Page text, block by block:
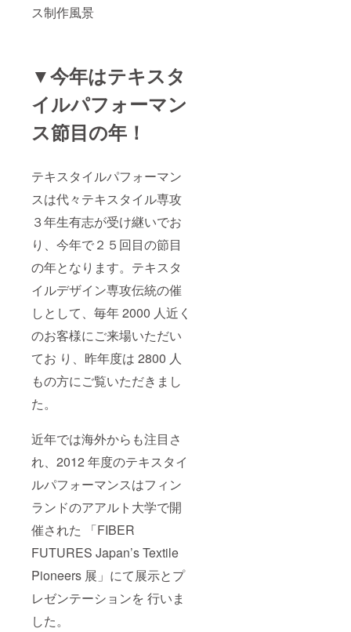
ス制作風景
▼今年はテキスタ
イルパフォーマン
ス節目の年！
テキスタイルパフォーマン
スは代々テキスタイル専攻
３年生有志が受け継いでお
り、今年で２５回目の節目
の年となります。テキスタ
イルデザイン専攻伝統の催
しとして、毎年 2000 人近く
のお客様にご来場いただい
てお り、昨年度は 2800 人
もの方にご覧いただきまし
た。
近年では海外からも注目さ
れ、2012 年度のテキスタイ
ルパフォーマンスはフィン
ランドのアアルト大学で開
催された 「FIBER
FUTURES Japan’s Textile
Pioneers 展」にて展示とプ
レゼンテーションを 行いま
した。